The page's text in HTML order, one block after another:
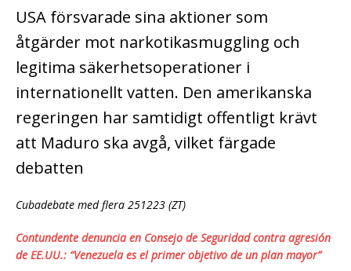
USA försvarade sina aktioner som
åtgärder mot narkotikasmuggling och
legitima säkerhetsoperationer i
internationellt vatten. Den amerikanska
regeringen har samtidigt offentligt krävt
att Maduro ska avgå, vilket färgade
debatten
Cubadebate med flera 251223 (ZT)
Contundente denuncia en Consejo de Seguridad contra agresión
de EE.UU.: “Venezuela es el primer objetivo de un plan mayor”